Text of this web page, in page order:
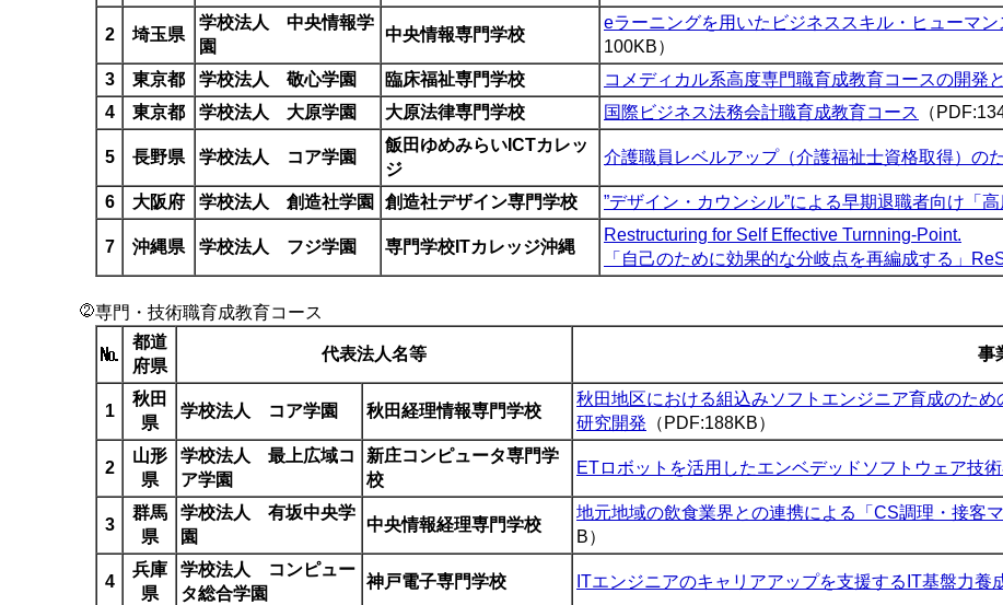
2 埼玉県
学校法人 中央情報学
園
中央情報専門学校
eラーニングを用いたビジネススキル・ヒューマ
100KB）
3
東京都 学校法人 敬心学園 臨床福祉専門学校 コメディカル系高度専門職育成教育コースの開発
4
東京都 学校法人 大原学園 大原法律専門学校 国際ビジネス法務会計職育成教育コース （
5 長野県 学校法人 コア学園
飯田ゆめみらいICTカレッ
ジ
介護職員レベルアップ（介護福祉士資格取得）の
6 大阪府 学校法人 創造社学園 創造社デザイン専門学校 ”デザイン・カウンシル”による早期退職者向け「
7 沖縄県 学校法人 フジ学園 専門学校ITカレッジ沖縄
Restructuring for Self Effective Turnning-Point.
「自己のために効果的な分岐点を再編成する」
専門・技術職育成教育コース
都道
府県
代表法人名等 事
1
秋田
県
学校法人 コア学園 秋田経理情報専門学校
秋田地区における組込みソフトエンジニア育成のた
研究開発 （PDF:188KB）
2
山形
県
学校法人 最上広域コ
ア学園
新庄コンピュータ専門学
校
ETロボットを活用したエンベデッドソフトウェア技
3
群馬
県
学校法人 有坂中央学
園
中央情報経理専門学校
地元地域の飲食業界との連携による「CS調理・接客
B）
4
兵庫
県
学校法人 コンピュー
タ総合学園
神戸電子専門学校 ITエンジニアのキャリアアップを支援するIT基盤力養